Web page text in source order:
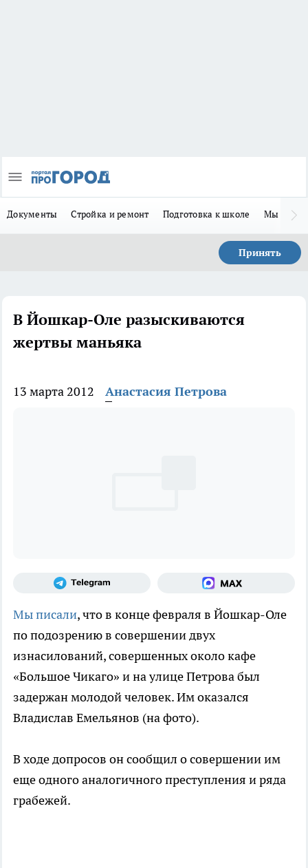
Документы Стройка и ремонт Подготовка к школе Мы в MAX
Принять
В Йошкар-Оле разыскиваются
жертвы маньяка
13 марта 2012 Анастасия Петрова
Мы писали, что в конце февраля в Йошкар-Оле
по подозрению в совершении двух
изнасилований, совершенных около кафе
«Большое Чикаго» и на улице Петрова был
задержан молодой человек. Им оказался
Владислав Емельянов (на фото).
В ходе допросов он сообщил о совершении им
еще одного аналогичного преступления и ряда
грабежей.